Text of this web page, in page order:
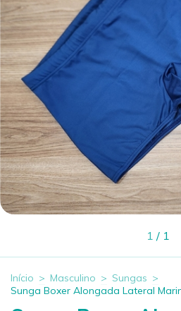
1 / 1
Início > Masculino > Sungas >
Sunga Boxer Alongada Lateral